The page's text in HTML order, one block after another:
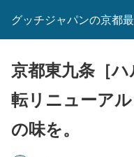
グッチジャパンの京都
京都東九条［
転リニューア
の味を。